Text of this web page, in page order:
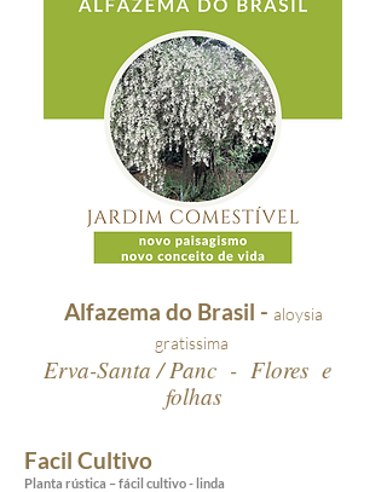
Alfazema do Brasil - aloysia
gratissima
Erva-Santa / Panc - Flores e
folhas
Facil Cultivo
Planta rústica – fácil cultivo - linda